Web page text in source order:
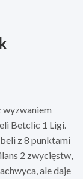
wyzwaniem
Betclic 1 Ligi.
z 8 punktami
2 zwycięstw,
ale daje